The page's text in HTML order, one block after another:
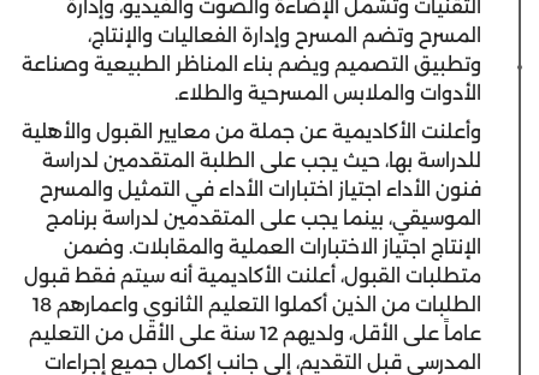
التقنيات وتشمل الإضاءة والصوت والفيديو، وإدارة
المسرح وتضم المسرح وإدارة الفعاليات والإنتاج،
وتطبيق التصميم ويضم بناء المناظر الطبيعية وصناعة
الأدوات والملابس المسرحية والطلاء.
وأعلنت الأكاديمية عن جملة من معايير القبول والأهلية
للدراسة بها، حيث يجب على الطلبة المتقدمين لدراسة
فنون الأداء اجتياز اختبارات الأداء في التمثيل والمسرح
الموسيقي، بينما يجب على المتقدمين لدراسة برنامج
الإنتاج اجتياز الاختبارات العملية والمقابلات. وضمن
متطلبات القبول، أعلنت الأكاديمية أنه سيتم فقط قبول
الطلبات من الذين أكملوا التعليم الثانوي واعمارهم 18
عاماً على الأقل، ولديهم 12 سنة على الأقل من التعليم
المدرسي قبل التقديم، إلى جانب إكمال جميع إجراءات